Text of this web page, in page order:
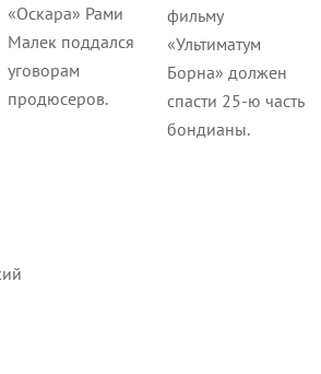
«Оскара» Рами
Малек поддался
уговорам
продюсеров.
фильму
«Ультиматум
Борна» должен
спасти 25-ю часть
бондианы.